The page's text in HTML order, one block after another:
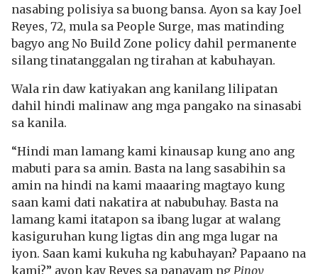
nasabing polisiya sa buong bansa. Ayon sa kay Joel
Reyes, 72, mula sa People Surge, mas matinding
bagyo ang No Build Zone policy dahil permanente
silang tinatanggalan ng tirahan at kabuhayan.
Wala rin daw katiyakan ang kanilang lilipatan
dahil hindi malinaw ang mga pangako na sinasabi
sa kanila.
“Hindi man lamang kami kinausap kung ano ang
mabuti para sa amin. Basta na lang sasabihin sa
amin na hindi na kami maaaring magtayo kung
saan kami dati nakatira at nabubuhay. Basta na
lamang kami itatapon sa ibang lugar at walang
kasiguruhan kung ligtas din ang mga lugar na
iyon. Saan kami kukuha ng kabuhayan? Papaano na
kami?” ayon kay Reyes sa panayam ng Pinoy